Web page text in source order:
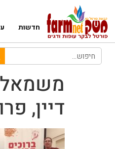
חדשות
משמאל
דיין,